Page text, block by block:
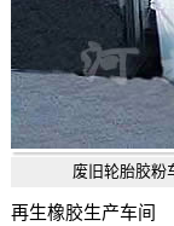
废旧轮胎胶粉
再生橡胶生产车间